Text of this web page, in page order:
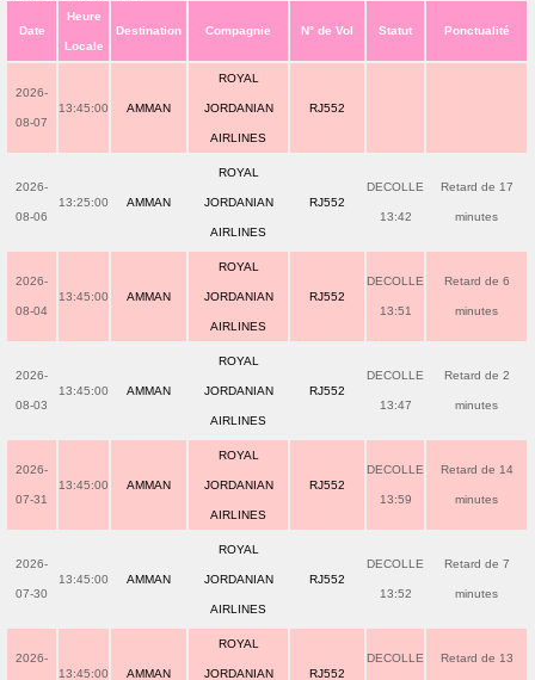
Date
Heure
Locale
Destination Compagnie N° de Vol Statut Ponctualité
2026-
08-07
13:45:00 AMMAN
ROYAL
JORDANIAN
AIRLINES
RJ552
2026-
08-06
13:25:00 AMMAN
ROYAL
JORDANIAN
AIRLINES
RJ552
DECOLLE
13:42
Retard de 17
minutes
2026-
08-04
13:45:00 AMMAN
ROYAL
JORDANIAN
AIRLINES
RJ552
DECOLLE
13:51
Retard de 6
minutes
2026-
08-03
13:45:00 AMMAN
ROYAL
JORDANIAN
AIRLINES
RJ552
DECOLLE
13:47
Retard de 2
minutes
2026-
07-31
13:45:00 AMMAN
ROYAL
JORDANIAN
AIRLINES
RJ552
DECOLLE
13:59
Retard de 14
minutes
2026-
07-30
13:45:00 AMMAN
ROYAL
JORDANIAN
AIRLINES
RJ552
DECOLLE
13:52
Retard de 7
minutes
2026-
13:45:00 AMMAN
ROYAL
JORDANIAN RJ552
DECOLLE Retard de 13